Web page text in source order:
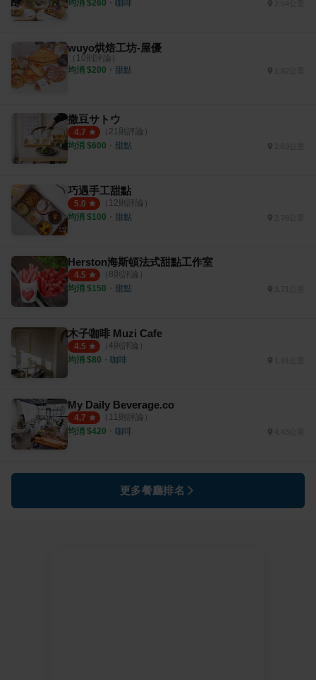
均消 $260 ・ 咖啡 2.54公里
wuyo烘焙工坊-屋優
（ 10則評論）
均消 $200 ・ 甜點
撒豆サトウ
4.7 （ 21則評論）
均消 $600 ・ 甜點
巧遇手工甜點
5.0 （ 12則評論）
均消 $100 ・ 甜點
Herston海斯頓法式甜點工作室
4.5 （ 8則評論）
均消 $150 ・ 甜點
木子咖啡 Muzi Cafe
4.5 （ 4則評論）
均消 $80 ・ 咖啡
My Daily Beverage.co
4.7 （ 11則評論）
均消 $420 ・ 咖啡 4.43公里
更多餐廳排名